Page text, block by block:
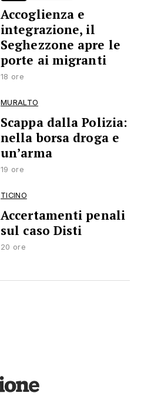
Accoglienza e
integrazione, il
Seghezzone apre le
porte ai migranti
18 ore
MURALTO
Scappa dalla Polizia:
nella borsa droga e
un’arma
19 ore
TICINO
Accertamenti penali
sul caso Disti
20 ore